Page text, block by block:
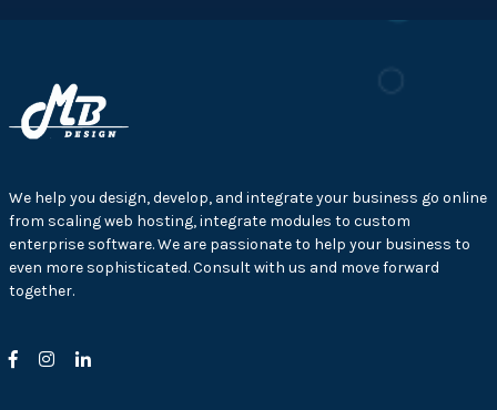
We help you design, develop, and integrate your business go online
from scaling web hosting, integrate modules to custom
enterprise software. We are passionate to help your business to
even more sophisticated. Consult with us and move forward
together.